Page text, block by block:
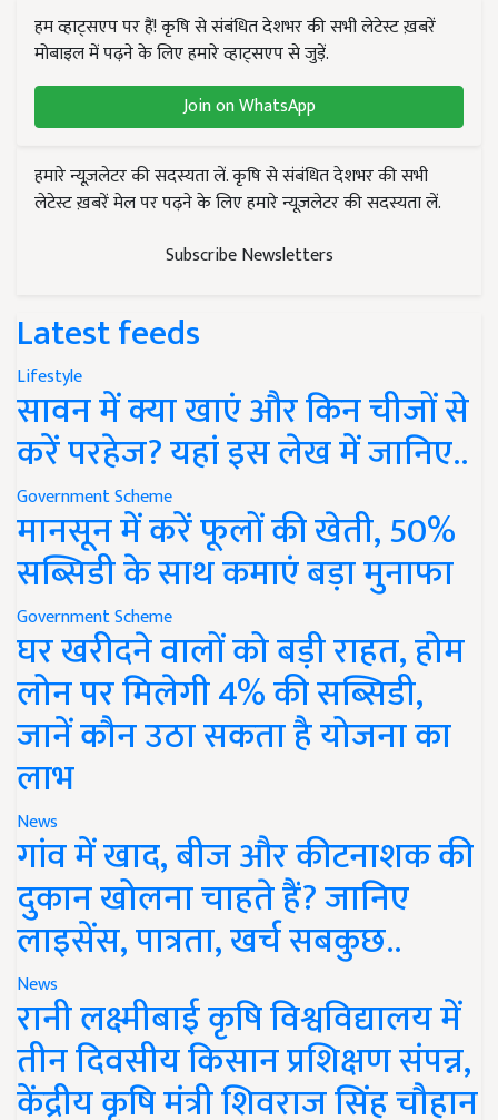
हम व्हाट्सएप पर हैं! कृषि से संबंधित देशभर की सभी लेटेस्ट ख़बरें
मोबाइल में पढ़ने के लिए हमारे व्हाट्सएप से जुड़ें.
Join on WhatsApp
हमारे न्यूज़लेटर की सदस्यता लें. कृषि से संबंधित देशभर की सभी
लेटेस्ट ख़बरें मेल पर पढ़ने के लिए हमारे न्यूज़लेटर की सदस्यता लें.
Subscribe Newsletters
Latest feeds
Lifestyle
सावन में क्या खाएं और किन चीजों से
करें परहेज? यहां इस लेख में जानिए..
Government Scheme
मानसून में करें फूलों की खेती, 50%
सब्सिडी के साथ कमाएं बड़ा मुनाफा
Government Scheme
घर खरीदने वालों को बड़ी राहत, होम
लोन पर मिलेगी 4% की सब्सिडी,
जानें कौन उठा सकता है योजना का
लाभ
News
गांव में खाद, बीज और कीटनाशक की
दुकान खोलना चाहते हैं? जानिए
लाइसेंस, पात्रता, खर्च सबकुछ..
News
रानी लक्ष्मीबाई कृषि विश्वविद्यालय में
तीन दिवसीय किसान प्रशिक्षण संपन्न,
केंद्रीय कृषि मंत्री शिवराज सिंह चौहान